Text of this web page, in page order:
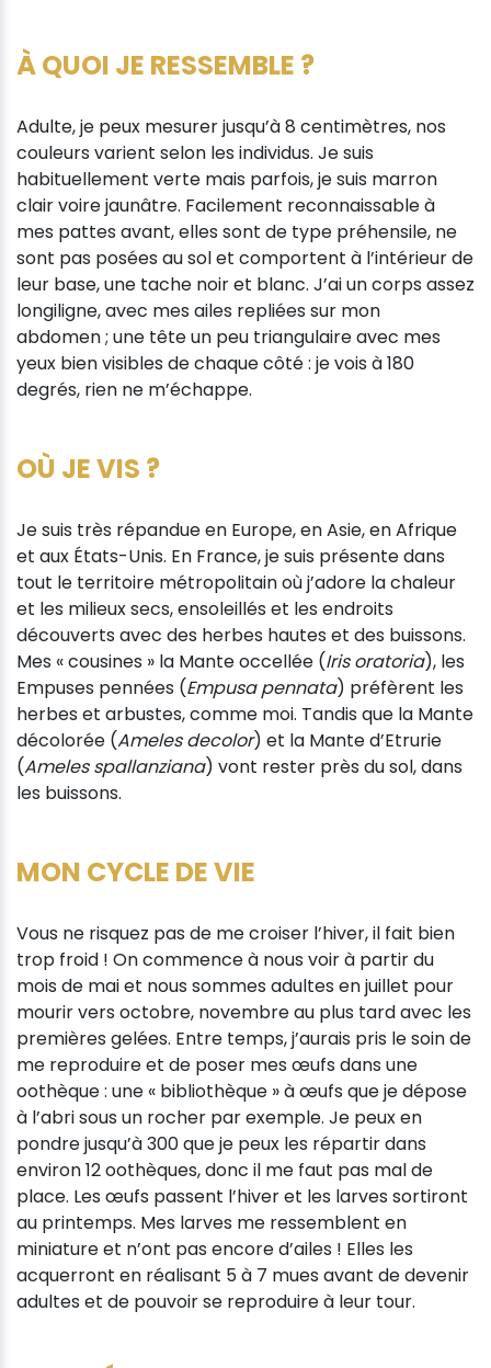
À QUOI JE RESSEMBLE ?
Adulte, je peux mesurer jusqu’à 8 centimètres, nos
couleurs varient selon les individus. Je suis
habituellement verte mais parfois, je suis marron
clair voire jaunâtre. Facilement reconnaissable à
mes pattes avant, elles sont de type préhensile, ne
sont pas posées au sol et comportent à l’intérieur de
leur base, une tache noir et blanc. J’ai un corps assez
longiligne, avec mes ailes repliées sur mon
abdomen ; une tête un peu triangulaire avec mes
yeux bien visibles de chaque côté : je vois à 180
degrés, rien ne m’échappe.
OÙ JE VIS ?
Je suis très répandue en Europe, en Asie, en Afrique
et aux États-Unis. En France, je suis présente dans
tout le territoire métropolitain où j’adore la chaleur
et les milieux secs, ensoleillés et les endroits
découverts avec des herbes hautes et des buissons.
Mes « cousines » la Mante occellée (Iris oratoria), les
Empuses pennées (Empusa pennata) préfèrent les
herbes et arbustes, comme moi. Tandis que la Mante
décolorée (Ameles decolor) et la Mante d’Etrurie
(Ameles spallanziana) vont rester près du sol, dans
les buissons.
MON CYCLE DE VIE
Vous ne risquez pas de me croiser l’hiver, il fait bien
trop froid ! On commence à nous voir à partir du
mois de mai et nous sommes adultes en juillet pour
mourir vers octobre, novembre au plus tard avec les
premières gelées. Entre temps, j’aurais pris le soin de
me reproduire et de poser mes œufs dans une
oothèque : une « bibliothèque » à œufs que je dépose
à l’abri sous un rocher par exemple. Je peux en
pondre jusqu’à 300 que je peux les répartir dans
environ 12 oothèques, donc il me faut pas mal de
place. Les œufs passent l’hiver et les larves sortiront
au printemps. Mes larves me ressemblent en
miniature et n’ont pas encore d’ailes ! Elles les
acquerront en réalisant 5 à 7 mues avant de devenir
adultes et de pouvoir se reproduire à leur tour.